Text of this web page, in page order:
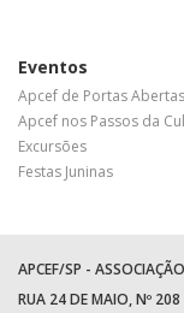
Eventos
Apcef de Portas Abertas
Apcef nos Passos da
Excursões
Festas Juninas
APCEF/SP -
RUA 24 DE MAIO, Nº